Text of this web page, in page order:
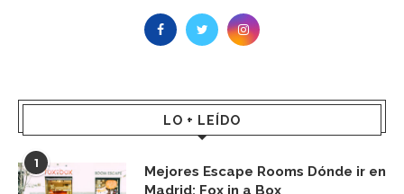
LO + LEÍDO
1
Mejores Escape Rooms Dónde ir en
Madrid: Fox in a Box